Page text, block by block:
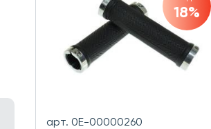
18%
арт. 0Е-00000260